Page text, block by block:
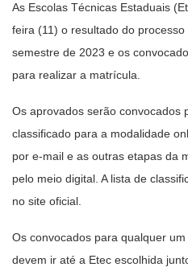
As Escolas Técnicas Estaduais
feira (11) o resultado do
semestre de 2023 e os
para realizar a matrícula.
Os aprovados serão convocados
classificado para a modalidade
por e-mail e as outras etapas da
pelo meio digital. A lista de
no site oficial.
Os convocados para qualquer
devem ir até a Etec escolhida